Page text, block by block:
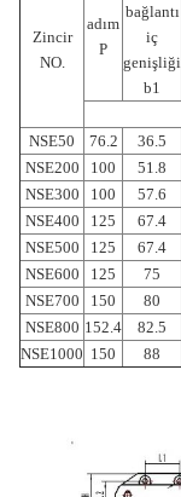
Zincir
NO.
adım
P
bağlantı
iç
genişliği
b1
NSE50
76.2 36.5
NSE200
100 51.8
NSE300
100 57.6
NSE400
125 67.4
NSE500
125 67.4
NSE600
125 75
NSE700
150 80
NSE800 152.4 82.5
NSE1000 150 88